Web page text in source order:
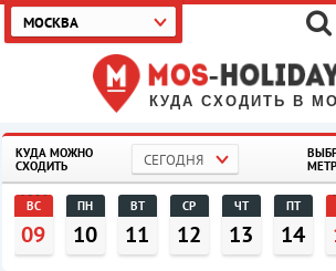
КУДА СХОДИТЬ В
МОСКВА
КУДА МОЖНО
СХОДИТЬ
СЕГОДНЯ
ВС
09
ПН
10
ВТ
11
СР
12
ЧТ
13
ПТ
14